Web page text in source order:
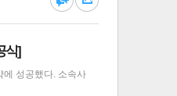
댓글 공유
식]
에 성공했다. 소속사